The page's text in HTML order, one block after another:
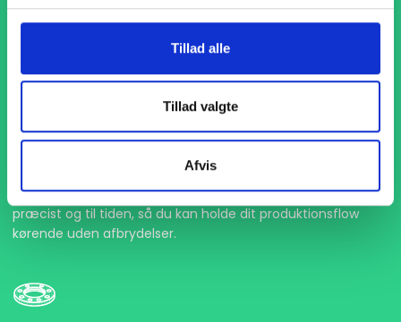
Tillad alle
Tillad valgte
Afvis
1-4 dages levering
Med hurtig levering på kun 1-4 dage sikrer vi, at dine
projekter aldrig bliver forsinket. Vi står klar til at levere
præcist og til tiden, så du kan holde dit produktionsflow
kørende uden afbrydelser.